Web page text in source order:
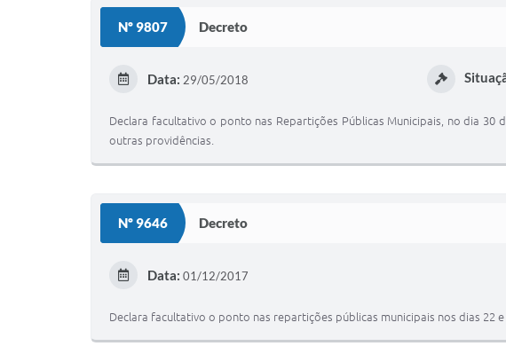
Nº 9807 Decreto
Data: 29/05/2018
Declara facultativo o ponto nas Repartições Públicas Municipais, no dia
outras providências.
Nº 9646 Decreto
Data: 01/12/2017
Declara facultativo o ponto nas repartições públicas municipais nos dias 22